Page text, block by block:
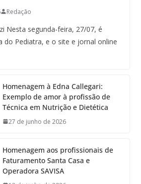
Redação
Nesta segunda-feira, 27/07, é
do Pediatra, e o site e jornal online
Homenagem à Edna Callegari:
Exemplo de amor à profissão de
Técnica em Nutrição e Dietética
27 de junho de 2026
Homenagem aos profissionais de
Faturamento Santa Casa e
Operadora SAVISA